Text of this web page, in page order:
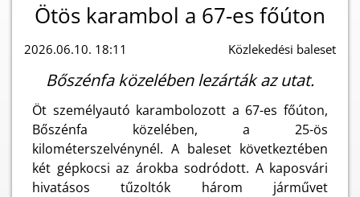
Ötös karambol a 67-es főúton
2026.06.10. 18:11 Közlekedési baleset
Bőszénfa közelében lezárták az utat.
Öt személyautó karambolozott a 67-es főúton,
Bőszénfa közelében, a 25-ös
kilométerszelvénynél. A baleset következtében
két gépkocsi az árokba sodródott. A kaposvári
hivatásos tűzoltók három járművet